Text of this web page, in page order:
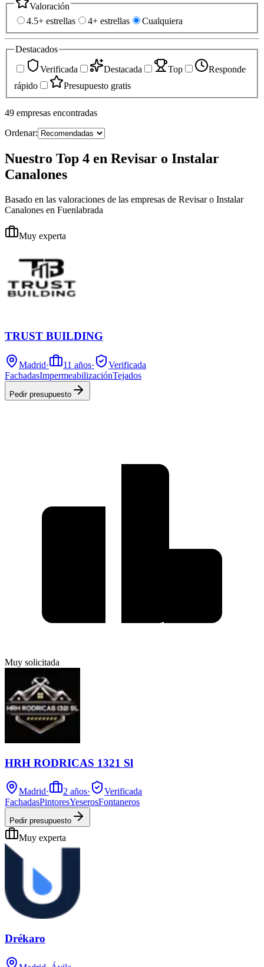
Valoración
4.5+ estrellas
4+ estrellas Cualquiera
Destacados
Verificada
Destacada Top
Responde
rápido
Presupuesto gratis
49 empresas encontradas
Ordenar:
Nuestro Top 4 en Revisar o Instalar
Canalones
Basado en las valoraciones de las empresas de Revisar o Instalar
Canalones en Fuenlabrada
Muy experta
TRUST BUILDING
Madrid· 11 años·
Verificada
FachadasImpermeabilizaciónTejados
Pedir presupuesto
Muy solicitada
HRH RODRICAS 1321 Sl
Madrid· 2 años·
Verificada
FachadasPintoresYeserosFontaneros
Pedir presupuesto
Muy experta
Drékaro